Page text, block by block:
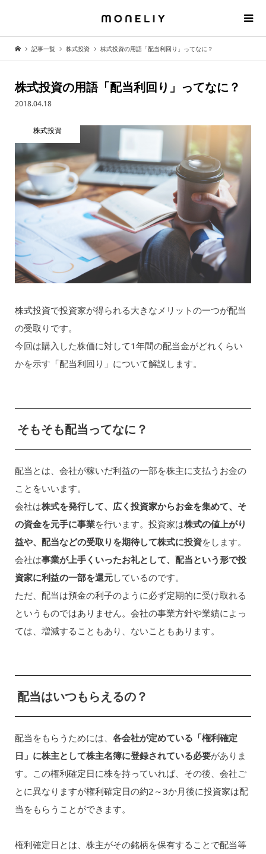
記事一覧 株式投資 株式投資の用語「配当利回り」ってなに？
株式投資の用語「配当利回り」ってなに？
2018.04.18
株式投資
株式投資で投資家が得られる大きなメリットの一つが配当
の受取りです。
今回は購入した株価に対して1年間の配当金がどれくらい
かを示す「配当利回り」について解説します。
そもそも配当ってなに？
配当とは、会社が稼いだ利益の一部を株主に支払うお金の
ことをいいます。
会社は株式を発行して、広く投資家からお金を集めて、そ
の資金を元手に事業を行います。投資家は株式の値上がり
益や、配当などの受取りを期待して株式に投資をします。
会社は事業が上手くいったお礼として、配当という形で投
資家に利益の一部を還元しているのです。
ただ、配当は預金の利子のように必ず定期的に受け取れる
というものではありません。会社の事業方針や業績によっ
ては、増減することもあり、ないこともあります。
配当はいつもらえるの？
配当をもらうためには、 各会社が定めている「権利確定
日」に株主として株主名簿に登録されている必要がありま
す。この権利確定日に株を持っていれば、その後、会社ご
とに異なりますが権利確定日の約2～3か月後に投資家は配
当をもらうことができます。
権利確定日とは、株主がその銘柄を保有することで配当等